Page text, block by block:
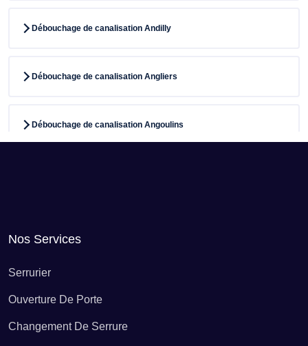
Débouchage de canalisation Andilly
Débouchage de canalisation Angliers
Débouchage de canalisation Angoulins
Débouchage de canalisation Antezant-la-Chapelle
Nos Services
Serrurier
Ouverture De Porte
Changement De Serrure